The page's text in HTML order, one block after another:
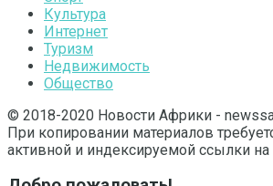
Культура
Интернет
Туризм
Недвижимость
Общество
© 2018-2020 Новости Африки -
При копировании материалов
активной и индексируемой ссылки на